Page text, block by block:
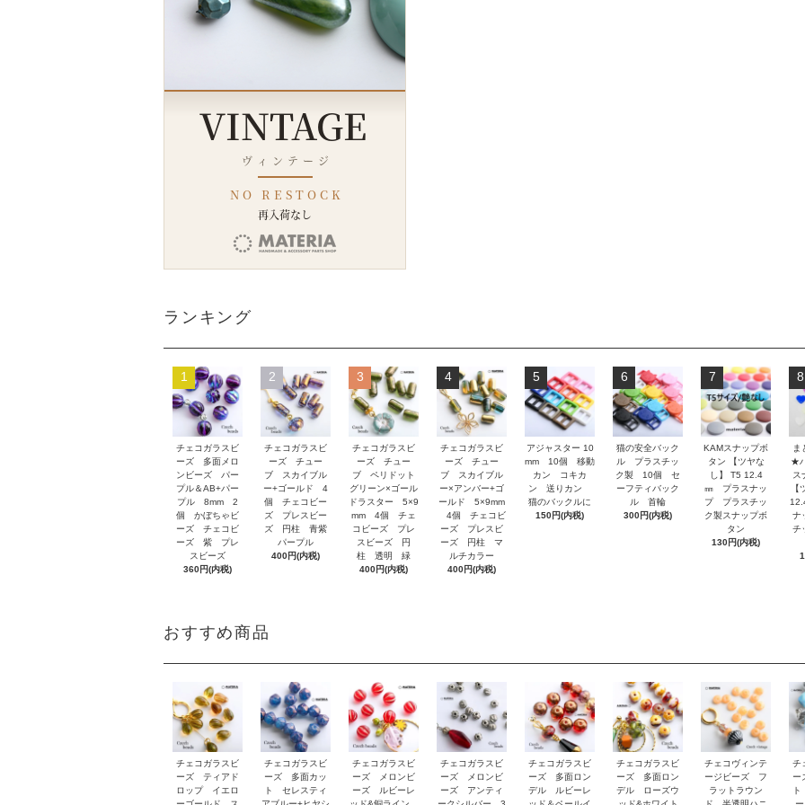
ランキング
1
チェコガラスビ
ーズ 多面メロ
ンビーズ パー
プル＆AB+パー
プル 8mm 2
個 かぼちゃビ
ーズ チェコビ
ーズ 紫 プレ
スビーズ
360円(内税)
2
チェコガラスビ
ーズ チュー
ブ スカイブル
ー+ゴールド 4
個 チェコビー
ズ プレスビー
ズ 円柱 青紫
パープル
400円(内税)
3
チェコガラスビ
ーズ チュー
ブ ペリドット
グリーン×ゴール
ドラスター 5×9
mm 4個 チェ
コビーズ プレ
スビーズ 円
柱 透明 緑
400円(内税)
4
チェコガラスビ
ーズ チュー
ブ スカイブル
ー×アンバー+ゴ
ールド 5×9mm
4個 チェコビ
ーズ プレスビ
ーズ 円柱 マ
ルチカラー
400円(内税)
5
アジャスター 10
mm 10個 移動
カン コキカ
ン 送りカン
猫のバックルに
150円(内税)
6
猫の安全バック
ル プラスチッ
ク製 10個 セ
ーフティバック
ル 首輪
300円(内税)
7
KAMスナップボ
タン 【ツヤな
し】 T5 12.4
㎜ プラスナッ
プ プラスチッ
ク製スナップボ
タン
130円(内税)
8
ま
★
ス
【
ナ
チ
おすすめ商品
チェコガラスビ
ーズ ティアド
ロップ イエロ
チェコガラスビ
ーズ 多面カッ
ト セレスティ
チェコガラスビ
ーズ メロンビ
ーズ ルビーレ
チェコガラスビ
ーズ メロンビ
ーズ アンティ
チェコガラスビ
ーズ 多面ロン
デル ルビーレ
チェコガラスビ
ーズ 多面ロン
デル ローズウ
チェコヴィンテ
ージビーズ フ
ラットラウン
チ
ー